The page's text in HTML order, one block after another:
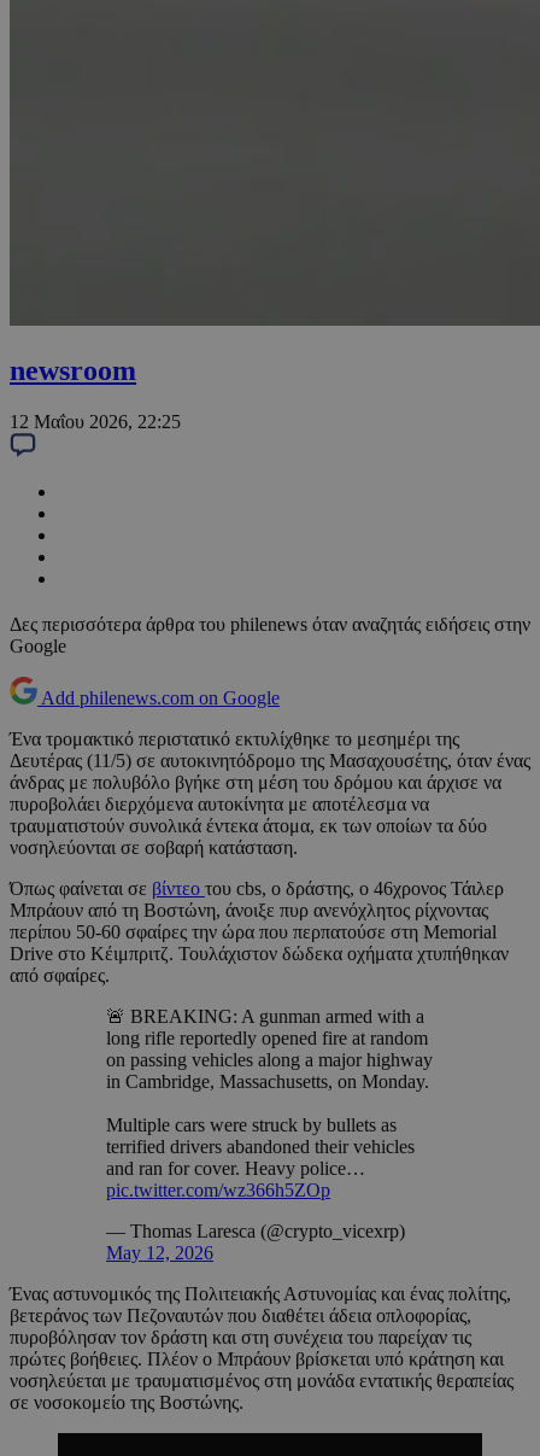
newsroom
12 Μαΐου 2026, 22:25
Δες περισσότερα άρθρα του philenews όταν αναζητάς ειδήσεις στην
Google
Add philenews.com on Google
Ένα τρομακτικό περιστατικό εκτυλίχθηκε το μεσημέρι της
Δευτέρας (11/5) σε αυτοκινητόδρομο της Μασαχουσέτης, όταν ένας
άνδρας με πολυβόλο βγήκε στη μέση του δρόμου και άρχισε να
πυροβολάει διερχόμενα αυτοκίνητα με αποτέλεσμα να
τραυματιστούν συνολικά έντεκα άτομα, εκ των οποίων τα δύο
νοσηλεύονται σε σοβαρή κατάσταση.
Όπως φαίνεται σε βίντεο του cbs, ο δράστης, ο 46χρονος Τάιλερ
Μπράουν από τη Βοστώνη, άνοιξε πυρ ανενόχλητος ρίχνοντας
περίπου 50-60 σφαίρες την ώρα που περπατούσε στη Memorial
Drive στο Κέιμπριτζ. Τουλάχιστον δώδεκα οχήματα χτυπήθηκαν
από σφαίρες.
🚨 BREAKING: A gunman armed with a
long rifle reportedly opened fire at random
on passing vehicles along a major highway
in Cambridge, Massachusetts, on Monday.
Multiple cars were struck by bullets as
terrified drivers abandoned their vehicles
and ran for cover. Heavy police…
pic.twitter.com/wz366h5ZOp
— Thomas Laresca (@crypto_vicexrp)
May 12, 2026
Ένας αστυνομικός της Πολιτειακής Αστυνομίας και ένας πολίτης,
βετεράνος των Πεζοναυτών που διαθέτει άδεια οπλοφορίας,
πυροβόλησαν τον δράστη και στη συνέχεια του παρείχαν τις
πρώτες βοήθειες. Πλέον ο Μπράουν βρίσκεται υπό κράτηση και
νοσηλεύεται με τραυματισμένος στη μονάδα εντατικής θεραπείας
σε νοσοκομείο της Βοστώνης.